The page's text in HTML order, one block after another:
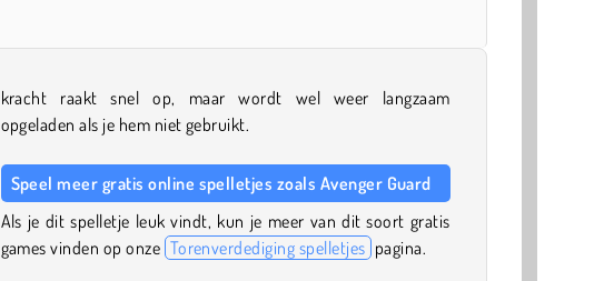
kracht raakt snel op, maar wordt wel weer langzaam
opgeladen als je hem niet gebruikt.
Speel meer gratis online spelletjes zoals Avenger Guard
Als je dit spelletje leuk vindt, kun je meer van dit soort gratis
games vinden op onze Torenverdediging spelletjes pagina.